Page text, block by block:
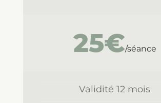
25€/séance
Validité 12 mois